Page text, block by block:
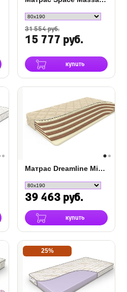
31 554 руб.
15 777 руб.
купить
Матрас Dreamline Mix Massage
39 463 руб.
купить
25%